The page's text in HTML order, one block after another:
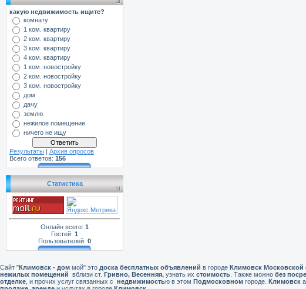
какую недвижимость ищите?
комнату
1 ком. квартиру
2 ком. квартиру
3 ком. квартиру
4 ком. квартиру
1 ком. новостройку
2 ком. новостройку
3 ком. новостройку
дом
дачу
землю
нежилое помещение
ничего не ищу
Результаты | Архив опросов
Всего ответов: 156
Статистика
Онлайн всего: 1
Гостей: 1
Пользователей: 0
Сайт "Климовск - дом мой" это доска бесплатных объявлений в городе Климовск Московской
нежилых помещений вблизи ст. Гривно, Весенняя, узнать их стоимость . Также можно без
отделке , и прочих услуг связанных с недвижимостью в этом Подмосковном городе. Климовск